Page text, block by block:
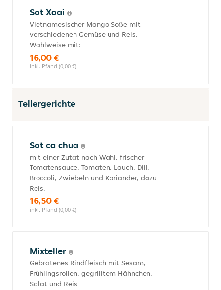
Sot Xoai
Vietnamesischer Mango Soße mit
verschiedenen Gemüse und Reis.
Wahlweise mit:
16,00 €
inkl. Pfand (0,00 €)
Tellergerichte
Sot ca chua
mit einer Zutat nach Wahl, frischer
Tomatensauce, Tomaten, Lauch, Dill,
Broccoli, Zwiebeln und Koriander, dazu
Reis.
16,50 €
inkl. Pfand (0,00 €)
Mixteller
Gebratenes Rindfleisch mit Sesam,
Frühlingsrollen, gegrilltem Hähnchen,
Salat und Reis